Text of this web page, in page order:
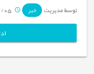
توسط مدیریت خبر 05